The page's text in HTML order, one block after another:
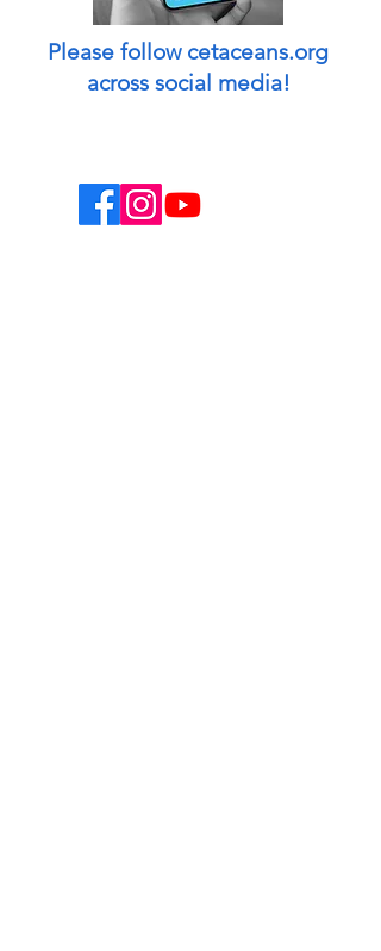
Please follow cetaceans.org
across social media!